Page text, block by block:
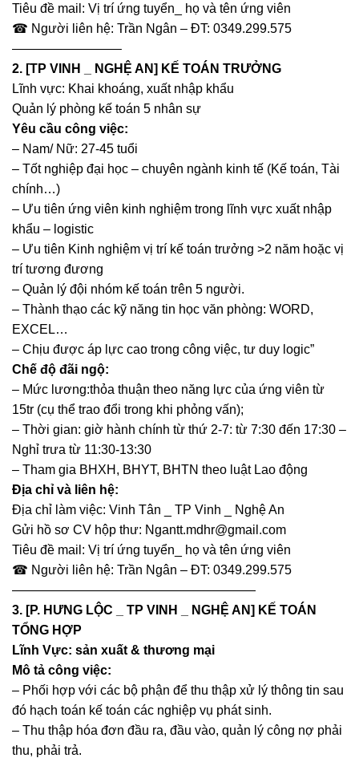
Tiêu đề mail: Vị trí ứng tuyển_ họ và tên ứng viên
☎ Người liên hệ: Trần Ngân – ĐT: 0349.299.575
————————–
2. [TP VINH _ NGHỆ AN] KẾ TOÁN TRƯỞNG
Lĩnh vực: Khai khoáng, xuất nhập khẩu
Quản lý phòng kế toán 5 nhân sự
Yêu cầu công việc:
– Nam/ Nữ: 27-45 tuổi
– Tốt nghiệp đại học – chuyên ngành kinh tế (Kế toán, Tài
chính…)
– Ưu tiên ứng viên kinh nghiệm trong lĩnh vực xuất nhập
khẩu – logistic
– Ưu tiên Kinh nghiệm vị trí kế toán trưởng >2 năm hoặc vị
trí tương đương
– Quản lý đội nhóm kế toán trên 5 người.
– Thành thạo các kỹ năng tin học văn phòng: WORD,
EXCEL…
– Chịu được áp lực cao trong công việc, tư duy logic”
Chế độ đãi ngộ:
– Mức lương:thỏa thuận theo năng lực của ứng viên từ
15tr (cụ thể trao đổi trong khi phỏng vấn);
– Thời gian: giờ hành chính từ thứ 2-7: từ 7:30 đến 17:30 –
Nghỉ trưa từ 11:30-13:30
– Tham gia BHXH, BHYT, BHTN theo luật Lao động
Địa chỉ và liên hệ:
Địa chỉ làm việc: Vinh Tân _ TP Vinh _ Nghệ An
Gửi hồ sơ CV hộp thư: Ngantt.mdhr@gmail.com
Tiêu đề mail: Vị trí ứng tuyển_ họ và tên ứng viên
☎ Người liên hệ: Trần Ngân – ĐT: 0349.299.575
———————————————————
3. [P. HƯNG LỘC _ TP VINH _ NGHỆ AN] KẾ TOÁN
TỔNG HỢP
Lĩnh Vực: sản xuất & thương mại
Mô tả công việc:
– Phối hợp với các bộ phận để thu thập xử lý thông tin sau
đó hạch toán kế toán các nghiệp vụ phát sinh.
– Thu thập hóa đơn đầu ra, đầu vào, quản lý công nợ phải
thu, phải trả.